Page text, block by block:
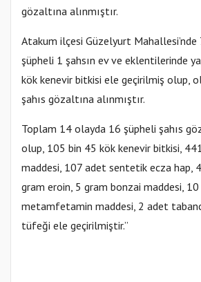
gözaltına alınmıştır.
Atakum ilçesi Güzelyurt Mahallesi’nde
şüpheli 1 şahsın ev ve eklentilerinde
kök kenevir bitkisi ele geçirilmiş olup,
şahıs gözaltına alınmıştır.
Toplam 14 olayda 16 şüpheli şahıs
olup, 105 bin 45 kök kenevir bitkisi,
maddesi, 107 adet sentetik ecza hap,
gram eroin, 5 gram bonzai maddesi,
metamfetamin maddesi, 2 adet
tüfeği ele geçirilmiştir.”